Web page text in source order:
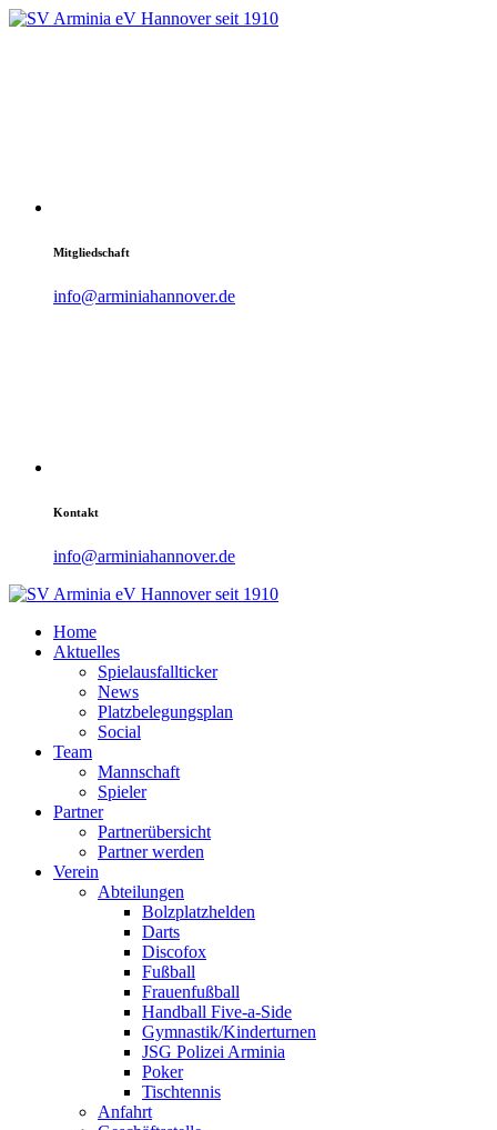
Mitgliedschaft
info@arminiahannover.de
Kontakt
info@arminiahannover.de
Home
Aktuelles
Spielausfallticker
News
Platzbelegungsplan
Social
Team
Mannschaft
Spieler
Partner
Partnerübersicht
Partner werden
Verein
Abteilungen
Bolzplatzhelden
Darts
Discofox
Fußball
Frauenfußball
Handball Five-a-Side
Gymnastik/Kinderturnen
JSG Polizei Arminia
Poker
Tischtennis
Anfahrt